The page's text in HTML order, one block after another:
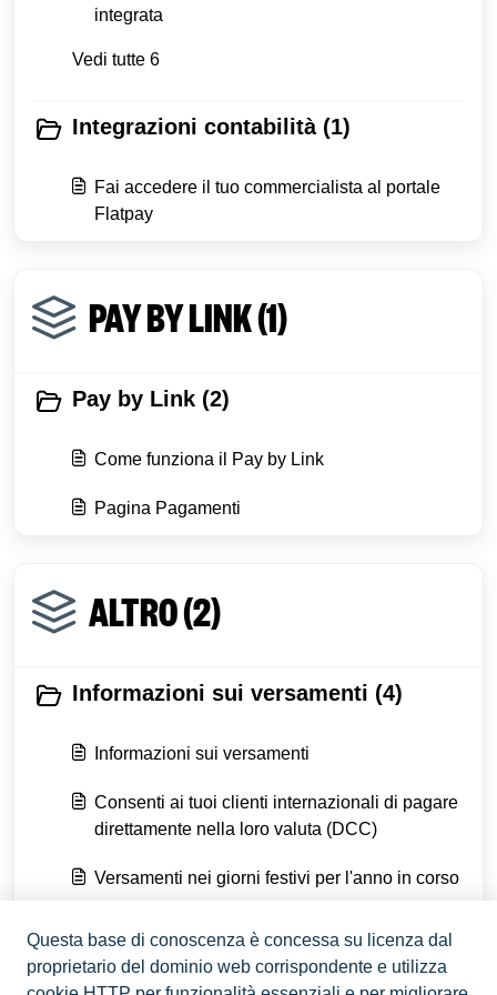
integrata
Vedi tutte 6
Integrazioni contabilità (1)
Fai accedere il tuo commercialista al portale
Flatpay
PAY BY LINK (1)
Pay by Link (2)
Come funziona il Pay by Link
Pagina Pagamenti
ALTRO (2)
Informazioni sui versamenti (4)
Informazioni sui versamenti
Consenti ai tuoi clienti internazionali di pagare
direttamente nella loro valuta (DCC)
Versamenti nei giorni festivi per l'anno in corso
Contatta Flatpay (1)
Questa base di conoscenza è concessa su licenza dal
proprietario del dominio web corrispondente e utilizza